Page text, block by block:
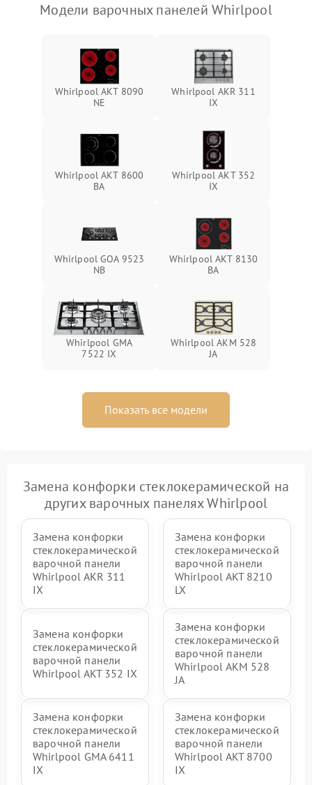
Модели варочных панелей Whirlpool
Whirlpool AKT 8090
NE
Whirlpool AKR 311
IX
Whirlpool AKT 8600
BA
Whirlpool AKT 352
IX
Whirlpool GOA 9523
NB
Whirlpool AKT 8130
BA
Whirlpool GMA
7522 IX
Whirlpool AKM 528
JA
Показать все модели
Замена конфорки стеклокерамической на
других варочных панелях Whirlpool
Замена конфорки
стеклокерамической
варочной панели
Whirlpool AKR 311
IX
Замена конфорки
стеклокерамической
варочной панели
Whirlpool AKT 8210
LX
Замена конфорки
стеклокерамической
варочной панели
Whirlpool AKT 352 IX
Замена конфорки
стеклокерамической
варочной панели
Whirlpool AKM 528
JA
Замена конфорки
стеклокерамической
варочной панели
Whirlpool GMA 6411
IX
Замена конфорки
стеклокерамической
варочной панели
Whirlpool AKT 8700
IX